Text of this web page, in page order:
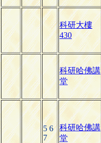
科研大樓
430
科研哈佛講
堂
5 6
7
科研哈佛講
堂